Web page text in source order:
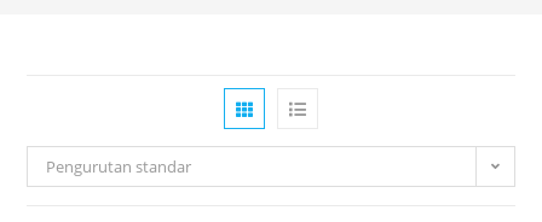
Pengurutan standar